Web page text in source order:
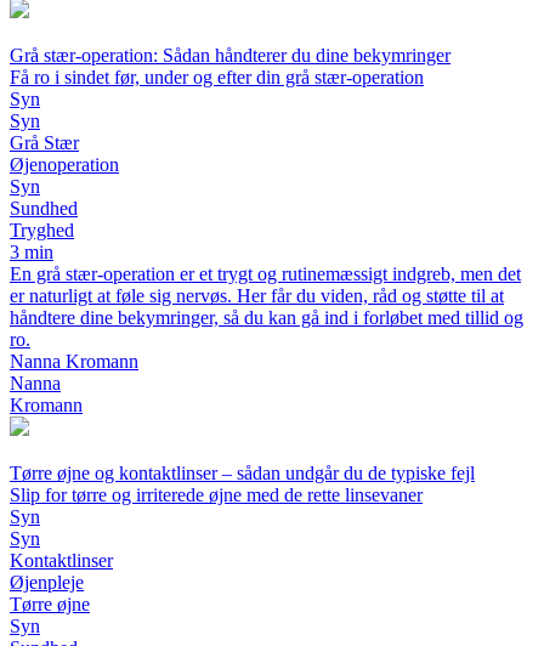
Grå stær-operation: Sådan håndterer du dine bekymringer
Få ro i sindet før, under og efter din grå stær-operation
Syn
Syn
Grå Stær
Øjenoperation
Syn
Sundhed
Tryghed
3 min
En grå stær-operation er et trygt og rutinemæssigt indgreb, men det
er naturligt at føle sig nervøs. Her får du viden, råd og støtte til at
håndtere dine bekymringer, så du kan gå ind i forløbet med tillid og
ro.
Nanna Kromann
Nanna
Kromann
Tørre øjne og kontaktlinser – sådan undgår du de typiske fejl
Slip for tørre og irriterede øjne med de rette linsevaner
Syn
Syn
Kontaktlinser
Øjenpleje
Tørre øjne
Syn